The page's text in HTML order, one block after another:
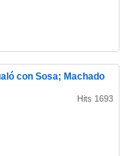
con Sosa; Machado
Hits 1693